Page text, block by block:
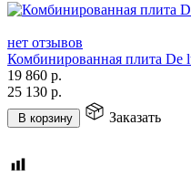
нет отзывов
Комбинированная плита De
19 860 р.
25 130 р.
В корзину Заказать